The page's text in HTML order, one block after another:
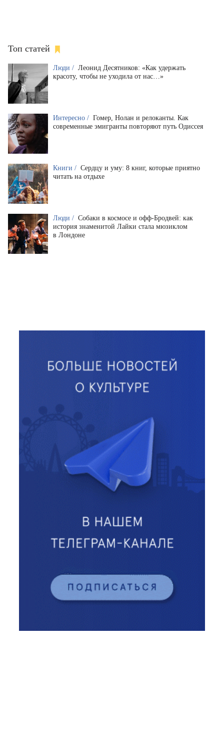
Топ статей
Люди / Леонид Десятников: «Как удержать
красоту, чтобы не уходила от нас…»
Интересно / Гомер, Нолан и релоканты. Как
современные эмигранты повторяют путь Одиссея
Книги / Сердцу и уму: 8 книг, которые приятно
читать на отдыхе
Люди / Собаки в космосе и офф-Бродвей: как
история знаменитой Лайки стала мюзиклом
в Лондоне